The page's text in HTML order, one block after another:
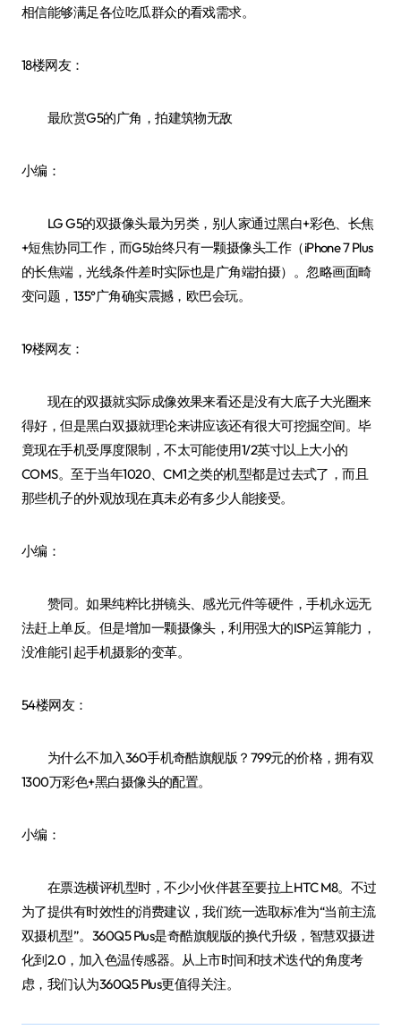
相信能够满足各位吃瓜群众的看戏需求。
18楼网友：
最欣赏G5的广角，拍建筑物无敌
小编：
LG G5的双摄像头最为另类，别人家通过黑白+彩色、长焦
+短焦协同工作，而G5始终只有一颗摄像头工作（iPhone 7 Plus
的长焦端，光线条件差时实际也是广角端拍摄）。忽略画面畸
变问题，135°广角确实震撼，欧巴会玩。
19楼网友：
现在的双摄就实际成像效果来看还是没有大底子大光圈来
得好，但是黑白双摄就理论来讲应该还有很大可挖掘空间。毕
竟现在手机受厚度限制，不太可能使用1/2英寸以上大小的
COMS。至于当年1020、CM1之类的机型都是过去式了，而且
那些机子的外观放现在真未必有多少人能接受。
小编：
赞同。如果纯粹比拼镜头、感光元件等硬件，手机永远无
法赶上单反。但是增加一颗摄像头，利用强大的ISP运算能力，
没准能引起手机摄影的变革。
54楼网友：
为什么不加入360手机奇酷旗舰版？799元的价格，拥有双
1300万彩色+黑白摄像头的配置。
小编：
在票选横评机型时，不少小伙伴甚至要拉上HTC M8。不过
为了提供有时效性的消费建议，我们统一选取标准为“当前主流
双摄机型”。360Q5 Plus是奇酷旗舰版的换代升级，智慧双摄进
化到2.0，加入色温传感器。从上市时间和技术迭代的角度考
虑，我们认为360Q5 Plus更值得关注。